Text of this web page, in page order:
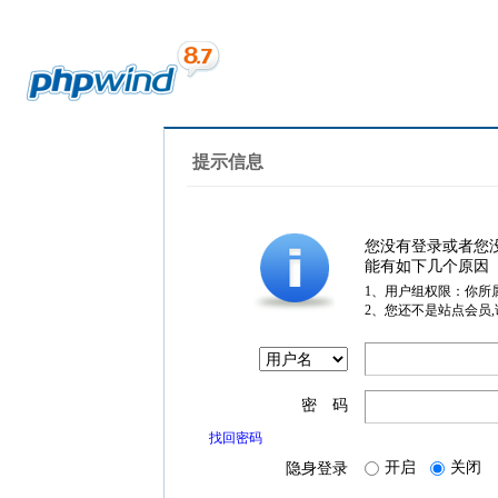
提示信息
您没有登录或者您
能有如下几个原因
1、用户组权限：你所
2、您还不是站点会员
密 码
找回密码
隐身登录 开启 关闭